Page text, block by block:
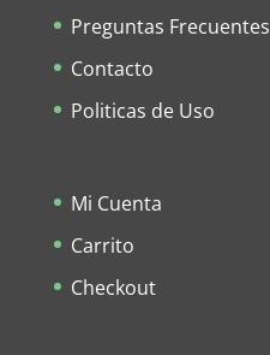
Preguntas Frecuentes
Contacto
Politicas de Uso
Mi Cuenta
Carrito
Checkout